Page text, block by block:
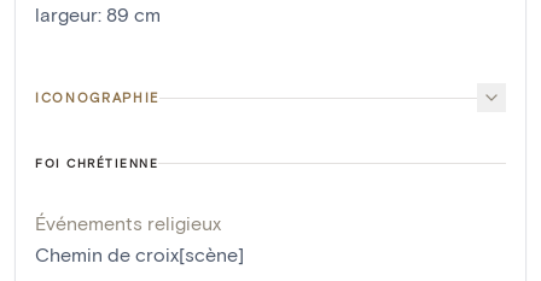
largeur: 89 cm
ICONOGRAPHIE
FOI CHRÉTIENNE
Événements religieux
Chemin de croix[scène]